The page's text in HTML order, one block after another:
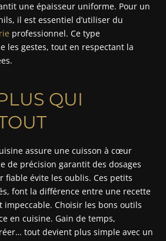
une épaisseur uniforme. Pour un
il est essentiel d’utiliser du
professionnel. Ce type
les gestes, tout en respectant la
QUI
assure une cuisson à cœur
de précision garantit des dosages
fiable évite les oublis. Ces petits
font la différence entre une recette
Choisir les bons outils
en cuisine. Gain de temps,
tout devient plus simple avec un